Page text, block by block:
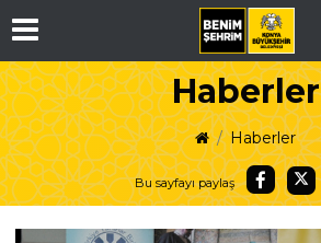
Haberler
Haberler
Bu sayfayı paylaş